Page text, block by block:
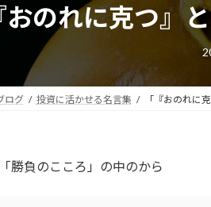
おのれに克つ』
ログ 投資に活かせる名言集 「『おのれに
勝負のこころ」の中のから